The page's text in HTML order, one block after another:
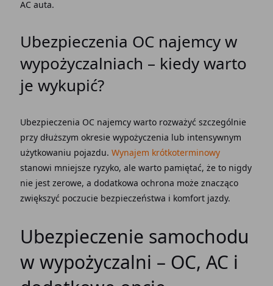
AC auta.
Ubezpieczenia OC najemcyw
wypożyczalniach – kiedy warto
je wykupić?
Ubezpieczenia OC najemcy warto rozważyć szczególnie
przy dłuższym okresie wypożyczenia lub intensywnym
użytkowaniu pojazdu. Wynajem krótkoterminowy
stanowi mniejsze ryzyko, ale warto pamiętać, że to nigdy
nie jest zerowe, a dodatkowa ochrona może znacząco
zwiększyć poczucie bezpieczeństwa i komfort jazdy.
Ubezpieczenie samochodu
w wypożyczalni – OC, AC i